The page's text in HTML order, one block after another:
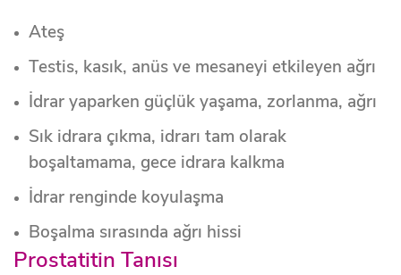
Ateş
Testis, kasık, anüs ve mesaneyi etkileyen ağrı
İdrar yaparken güçlük yaşama, zorlanma, ağrı
Sık idrara çıkma, idrarı tam olarak
boşaltamama, gece idrara kalkma
İdrar renginde koyulaşma
Boşalma sırasında ağrı hissi
Prostatitin Tanısı